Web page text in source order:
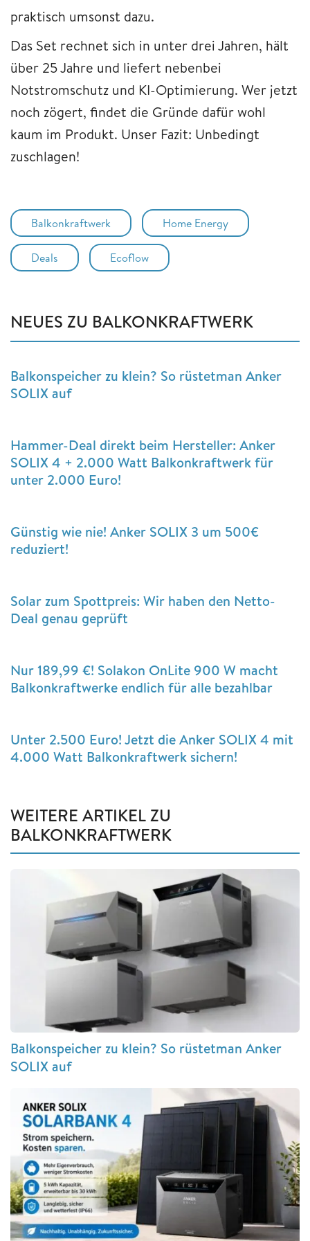
praktisch umsonst dazu.
Das Set rechnet sich in unter drei Jahren, hält
über 25 Jahre und liefert nebenbei
Notstromschutz und KI-Optimierung. Wer jetzt
noch zögert, findet die Gründe dafür wohl
kaum im Produkt. Unser Fazit: Unbedingt
zuschlagen!
Balkonkraftwerk Home Energy
Deals Ecoflow
NEUES ZU BALKONKRAFTWERK
Balkonspeicher zu klein? So rüstetman Anker
SOLIX auf
Hammer-Deal direkt beim Hersteller: Anker
SOLIX 4 + 2.000 Watt Balkonkraftwerk für
unter 2.000 Euro!
Günstig wie nie! Anker SOLIX 3 um 500€
reduziert!
Solar zum Spottpreis: Wir haben den Netto-
Deal genau geprüft
Nur 189,99 €! Solakon OnLite 900 W macht
Balkonkraftwerke endlich für alle bezahlbar
Unter 2.500 Euro! Jetzt die Anker SOLIX 4 mit
4.000 Watt Balkonkraftwerk sichern!
WEITERE ARTIKEL ZU
BALKONKRAFTWERK
Balkonspeicher zu klein? So rüstetman Anker
SOLIX auf